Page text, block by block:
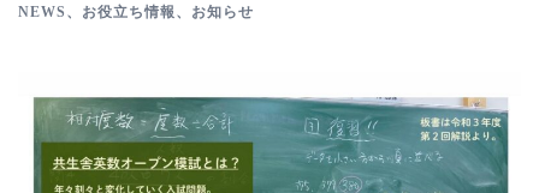
NEWS 、 お役立ち情報 、 お知らせ